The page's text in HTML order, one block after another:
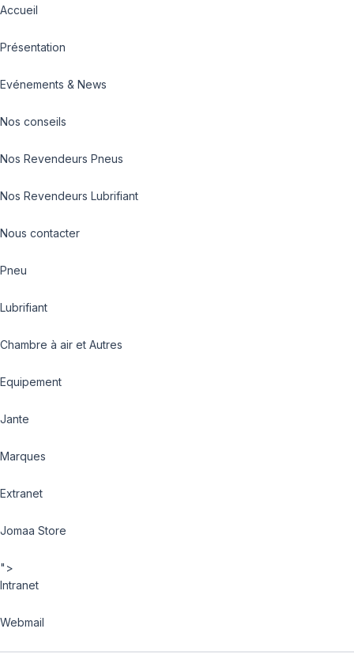
Accueil
Présentation
Evénements & News
Nos conseils
Nos Revendeurs Pneus
Nos Revendeurs Lubrifiant
Nous contacter
Pneu
Lubrifiant
Chambre à air et Autres
Equipement
Jante
Marques
Extranet
Jomaa Store
">
Intranet
Webmail